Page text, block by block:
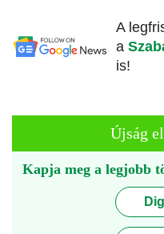
A
a
is!
Újság
Kapja meg a legjobb